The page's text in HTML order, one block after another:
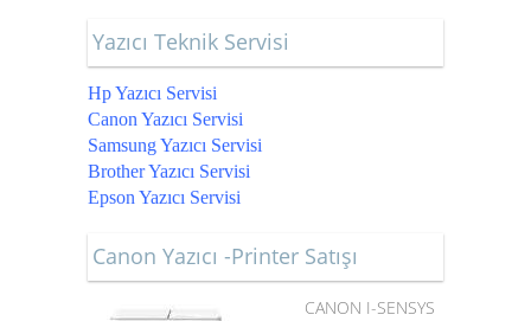
Yazıcı Teknik Servisi
Hp Yazıcı Servisi
Canon Yazıcı Servisi
Samsung Yazıcı Servisi
Brother Yazıcı Servisi
Epson Yazıcı Servisi
Canon Yazıcı -Printer Satışı
CANON I-SENSYS